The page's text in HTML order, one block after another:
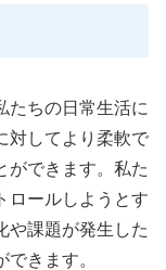
たちの日常生活に
対してより柔軟で
ができます。私た
ロールしようとす
や課題が発生した
きます。